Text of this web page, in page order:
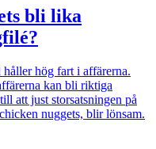
bli lika
hög fart i affärerna.
kan bli riktiga
att just storsatsningen på
nuggets, blir lönsam.